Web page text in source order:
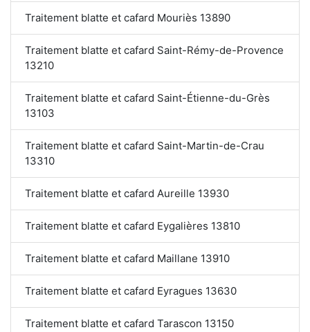
Traitement blatte et cafard Mouriès 13890
Traitement blatte et cafard Saint-Rémy-de-Provence
13210
Traitement blatte et cafard Saint-Étienne-du-Grès
13103
Traitement blatte et cafard Saint-Martin-de-Crau
13310
Traitement blatte et cafard Aureille 13930
Traitement blatte et cafard Eygalières 13810
Traitement blatte et cafard Maillane 13910
Traitement blatte et cafard Eyragues 13630
Traitement blatte et cafard Tarascon 13150